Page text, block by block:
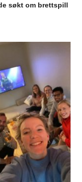
søkt om brettspill